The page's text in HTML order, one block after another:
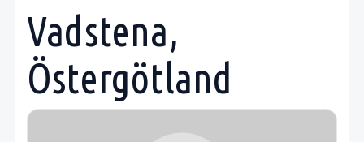
Vadstena,
Östergötland